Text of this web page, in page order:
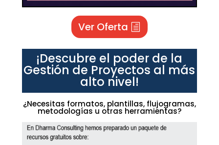
Ver Oferta
¡Descubre el poder de la
Gestión de Proyectos al más
alto nivel!
¿Necesitas formatos, plantillas, flujogramas,
metodologías u otras herramientas?